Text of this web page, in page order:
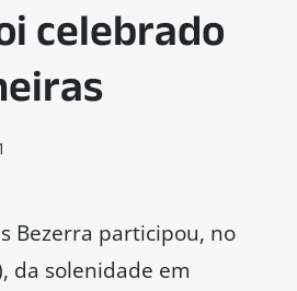
celebrado
Bezerra participou, no
da solenidade em